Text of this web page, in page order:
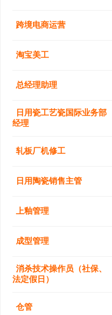
跨境电商运营
淘宝美工
总经理助理
日用瓷工艺瓷国际业务部
经理
轧板厂机修工
日用陶瓷销售主管
上釉管理
成型管理
消杀技术操作员（社保、
法定假日）
仓管